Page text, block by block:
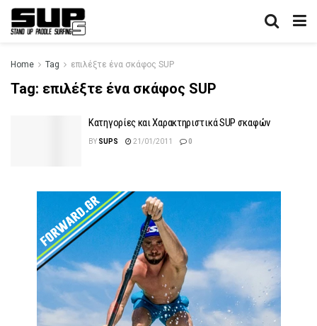
Home Tag επιλέξτε ένα σκάφος SUP
Tag: επιλέξτε ένα σκάφος SUP
Κατηγορίες και Χαρακτηριστικά SUP σκαφών
BY SUPS 21/01/2011 0